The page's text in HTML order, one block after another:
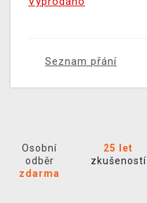
Seznam přání
Osobní
odběr
zdarma
25 let
zkušeností